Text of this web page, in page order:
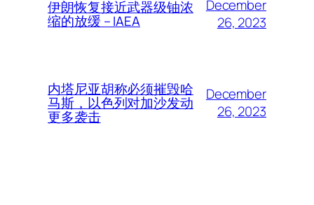
伊朗恢复接近武器级铀浓
缩的放缓 – IAEA
December
26, 2023
内塔尼亚胡称必须摧毁哈
马斯，以色列对加沙发动
更多袭击
December
26, 2023